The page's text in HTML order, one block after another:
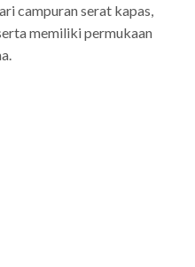
campuran serat kapas,
memiliki permukaan